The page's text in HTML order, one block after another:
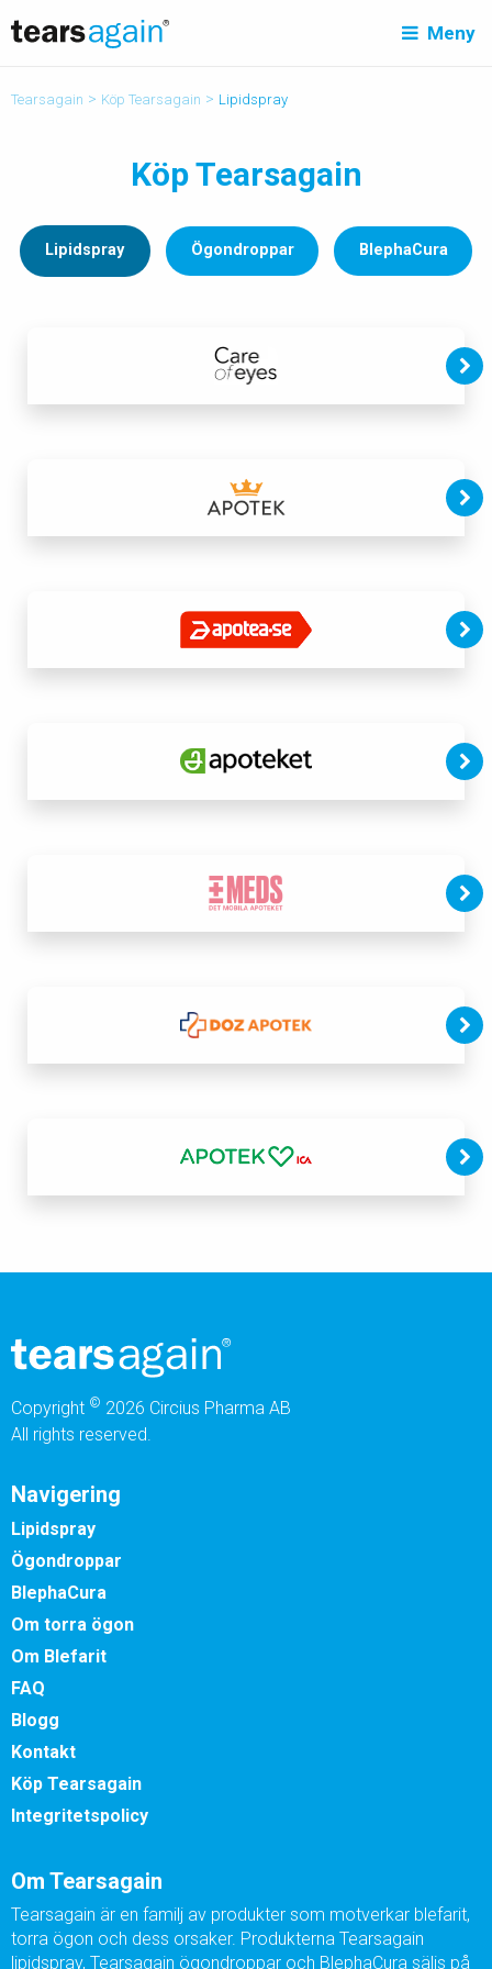
Meny
Tearsagain > Köp Tearsagain > Lipidspray
Köp Tearsagain
Lipidspray Ögondroppar BlephaCura
Copyright © 2026 Circius Pharma AB
All rights reserved.
Navigering
Lipidspray
Ögondroppar
BlephaCura
Om torra ögon
Om Blefarit
FAQ
Blogg
Kontakt
Köp Tearsagain
Integritetspolicy
Om Tearsagain
Tearsagain är en familj av produkter som motverkar blefarit,
torra ögon och dess orsaker. Produkterna Tearsagain
lipidspray, Tearsagain ögondroppar och BlephaCura säljs på